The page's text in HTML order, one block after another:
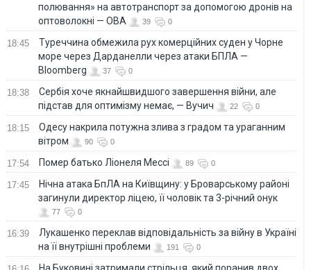
полювання» на автотранспорт за допомогою дронів на
оптоволокні — ОВА
39 0
18:45
Туреччина обмежила рух комерційних суден у Чорне
море через Дарданелли через атаки БПЛА —
Bloomberg
37 0
18:38
Сербія хоче якнайшвидшого завершення війни, але
підстав для оптимізму немає, — Вучич
22 0
18:15
Одесу накрила потужна злива з градом та ураганним
вітром
90 0
17:54 Помер батько Ліонеля Мессі 89 0
17:45
Нічна атака БпЛА на Київщину: у Броварському районі
загинули директор ліцею, її чоловік та 3-річний онук
77 0
16:39
Лукашенко переклав відповідальність за війну в Україні
на її внутрішні проблеми
191 0